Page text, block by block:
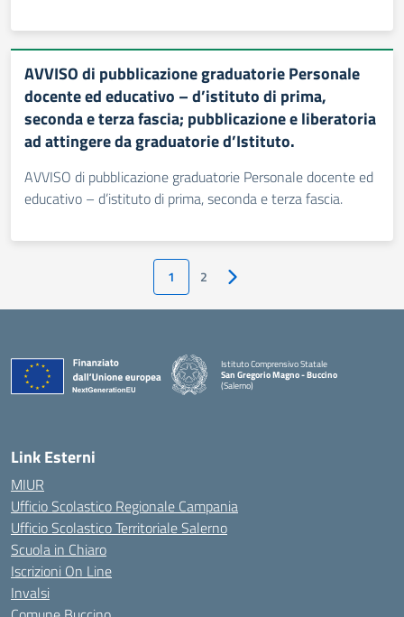
AVVISO di pubblicazione graduatorie Personale
docente ed educativo – d’istituto di prima,
seconda e terza fascia; pubblicazione e liberatoria
ad attingere da graduatorie d’Istituto.
AVVISO di pubblicazione graduatorie Personale docente ed
educativo – d’istituto di prima, seconda e terza fascia.
1 2 Pagina successiva
Istituto Comprensivo Statale
San Gregorio Magno - Buccino
(Salerno)
Link Esterni
MIUR
Ufficio Scolastico Regionale Campania
Ufficio Scolastico Territoriale Salerno
Scuola in Chiaro
Iscrizioni On Line
Invalsi